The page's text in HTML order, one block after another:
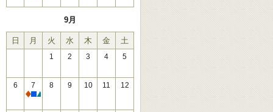
9月
日 月 火 水 木 金 土
1 2 3 4 5
6
7
休館
8 9 10 11 12